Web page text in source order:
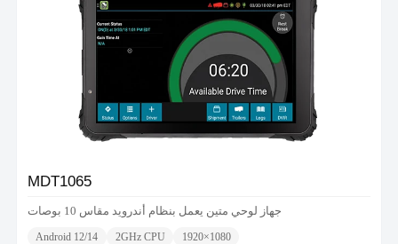
MDT1065
جهاز لوحي متين يعمل بنظام أندرويد مقاس 10 بوصات
Android 12/14 2GHz CPU
1920×1080